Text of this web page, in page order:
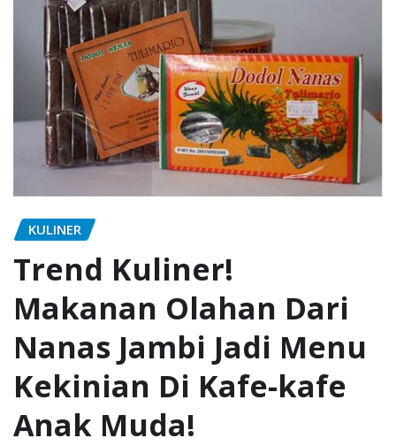
KULINER
Trend Kuliner!
Makanan Olahan Dari
Nanas Jambi Jadi Menu
Kekinian Di Kafe-kafe
Anak Muda!